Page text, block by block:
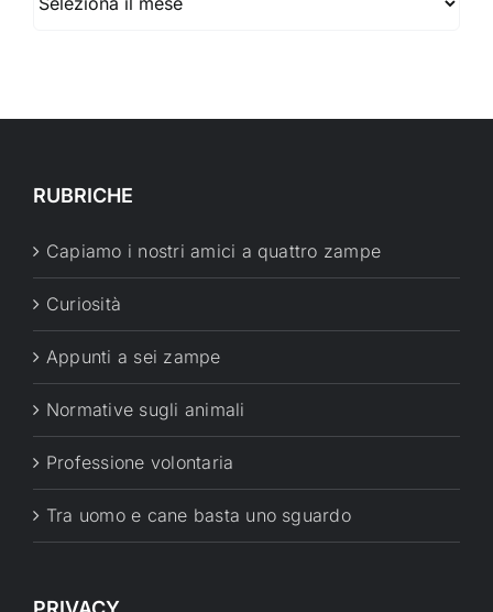
RUBRICHE
Capiamo i nostri amici a quattro zampe
Curiosità
Appunti a sei zampe
Normative sugli animali
Professione volontaria
Tra uomo e cane basta uno sguardo